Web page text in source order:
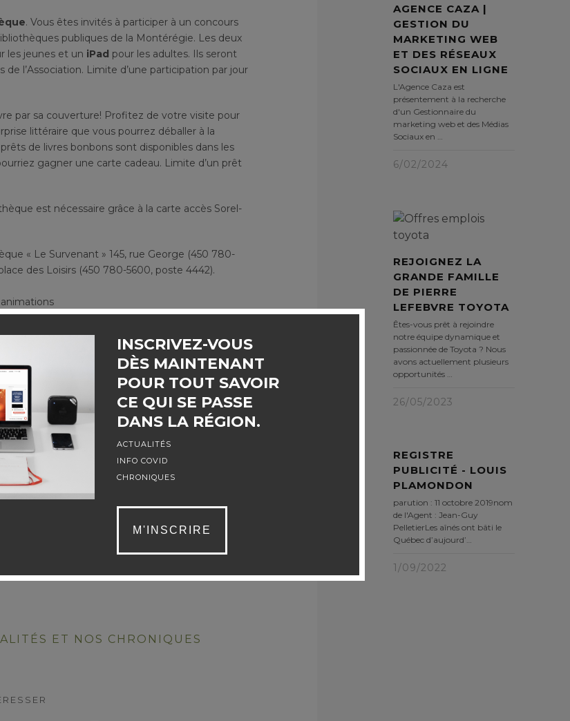
INSCRIVEZ-VOUS
DÈS MAINTENANT
POUR TOUT SAVOIR
CE QUI SE PASSE
DANS LA RÉGION.
ACTUALITÉS
INFO COVID
CHRONIQUES
M'INSCRIRE
. Vous êtes invités à participer à un concours
publiques de la Montérégie. Les deux
les jeunes et un iPad pour les adultes. Ils seront
l’Association. Limite d’une participation par jour
par sa couverture! Profitez de votre visite pour
littéraire que vous pourrez déballer à la
de livres bonbons sont disponibles dans les
gagner une carte cadeau. Limite d’un prêt
est nécessaire grâce à la carte accès Sorel-
« Le Survenant » 145, rue George (450 780-
des Loisirs (450 780-5600, poste 4442).
des textes publiés sur sa tribune mais
ET NOS CHRONIQUES
AGENCE CAZA |
GESTION DU
MARKETING WEB
ET DES RÉSEAUX
SOCIAUX EN LIGNE
L'Agence Caza est
présentement à la recherche
d'un Gestionnaire du
marketing web et des Médias
Sociaux en …
6/02/2024
REJOIGNEZ LA
GRANDE FAMILLE
DE PIERRE
LEFEBVRE TOYOTA
Êtes-vous prêt à rejoindre
notre équipe dynamique et
passionnée de Toyota ? Nous
avons actuellement plusieurs
opportunités …
26/05/2023
REGISTRE
PUBLICITÉ - LOUIS
PLAMONDON
parution : 11 octobre 2019nom
de l'Agent : Jean-Guy
PelletierLes aînés ont bâti le
Québec d’aujourd’…
1/09/2022